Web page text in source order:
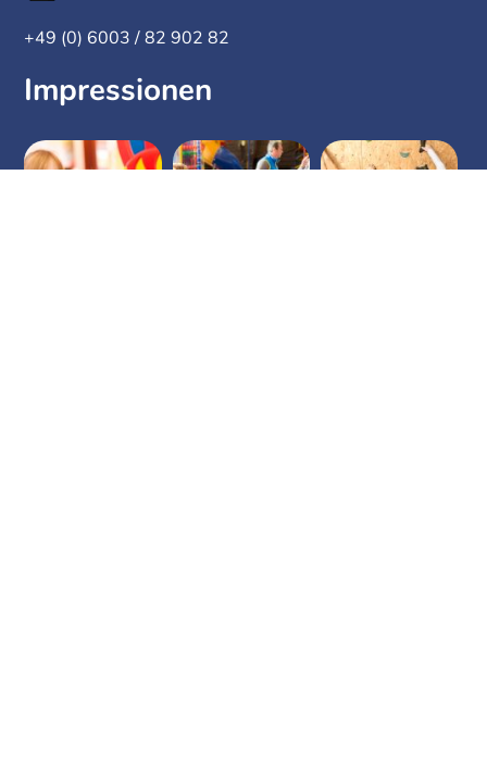
+49 (0) 6003 / 82 902 82
Impressionen